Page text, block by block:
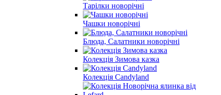
Тарілки новорічні
Чашки новорічні
Блюда, Салатники новорічні
Колекція Зимова казка
Колекція Candyland